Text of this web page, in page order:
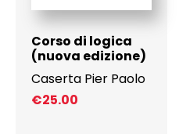
Corso di logica
(nuova edizione)
Caserta Pier Paolo
€25.00